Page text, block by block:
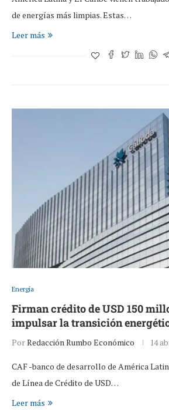
de energías más limpias. Estas…
Leer más
Energía
Firman crédito de USD 150
impulsar la transición
PorRedacción Rumbo Económico 14
CAF -banco de desarrollo de América
de Línea de Crédito de USD…
Leer más